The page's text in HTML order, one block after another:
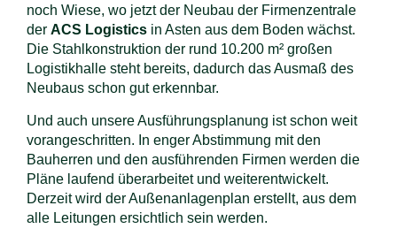
noch Wiese, wo jetzt der Neubau der Firmenzentrale
der ACS Logistics in Asten aus dem Boden wächst.
Die Stahlkonstruktion der rund 10.200 m² großen
Logistikhalle steht bereits, dadurch das Ausmaß des
Neubaus schon gut erkennbar.
Und auch unsere Ausführungsplanung ist schon weit
vorangeschritten. In enger Abstimmung mit den
Bauherren und den ausführenden Firmen werden die
Pläne laufend überarbeitet und weiterentwickelt.
Derzeit wird der Außenanlagenplan erstellt, aus dem
alle Leitungen ersichtlich sein werden.